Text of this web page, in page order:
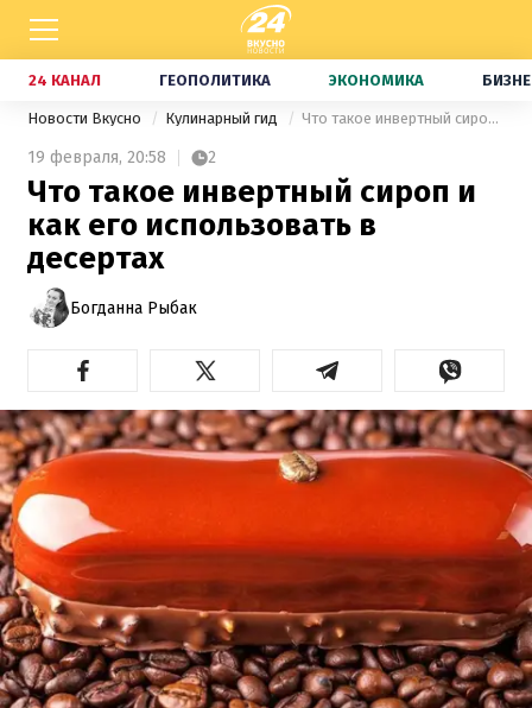
24 КАНАЛ ГЕОПОЛИТИКА ЭКОНОМИКА
Новости Вкусно Кулинарный гид Что такое инвертный сироп и как его использовать в десертах
19 февраля, 20:58 2
Что такое инвертный сироп и
как его использовать в
десертах
Богданна Рыбак